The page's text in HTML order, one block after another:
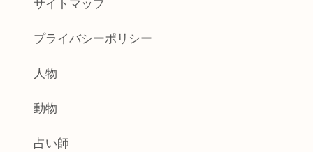
サイトマップ
プライバシーポリシー
人物
動物
占い師